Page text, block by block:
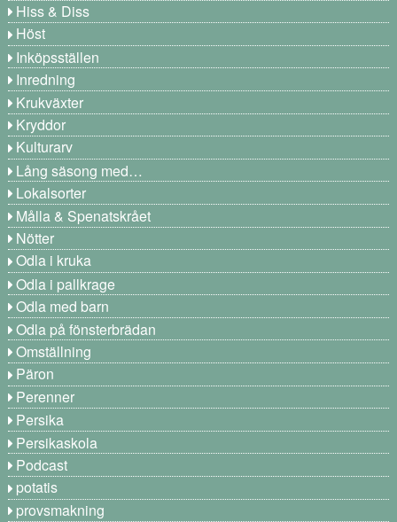
Hiss & Diss
Höst
Inköpsställen
Inredning
Krukväxter
Kryddor
Kulturarv
Lång säsong med…
Lokalsorter
Målla & Spenatskrået
Nötter
Odla i kruka
Odla i pallkrage
Odla med barn
Odla på fönsterbrädan
Omställning
Päron
Perenner
Persika
Persikaskola
Podcast
potatis
provsmakning